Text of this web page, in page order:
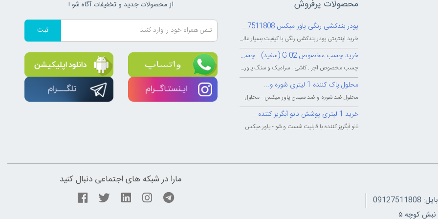
محصولات پرفروش
پودر بندکشی رنگی پاور میکس 09127511808
خرید اینترنتی پودر بندکشی رنگی با کیفیت بسیار عالی - شرکت بزرگ پاور میکس...
خرید چسب مخصوص G-02 (سفید) - چسب...
چسب مخصوص آجر . کاشی . سرامیک و سنگ پاور میکس - چسب پودری پاورمیکس - چسب...
محلول پاک کننده 1 لیتری شوره و...
محلول ضد شوره و ضد سیمان پاور میکس - محلول پاک کننده و شوینده شوره و سیمان...
خرید 1 لیتری پوشش نانو آبگریز کننده...
نانو آبگریز کننده با قابلیت شست و شو - پاور میکس
از محصولات جدید و تخفیفات آگاه شو !
ثبت
مارا در شبکه های اجتماعی دنبال کنید